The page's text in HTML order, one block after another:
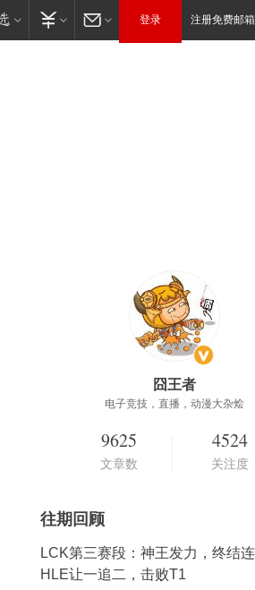
登录 注册免费邮箱
囧王者
电子竞技，直播，动漫大杂烩
9625
文章数
4524
关注度
往期回顾
LCK第三赛段：神王发力，终结连
HLE让一追二，击败T1